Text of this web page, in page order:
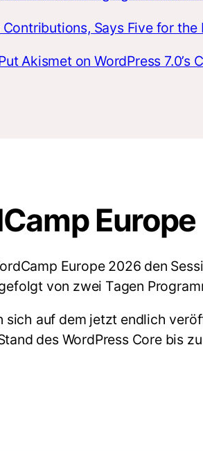
Says Five for the
Akismet on WordPress 7.0’s
Europe
Europe 2026 den
von zwei Tagen
sich auf dem jetzt endlich
des WordPress Core bis